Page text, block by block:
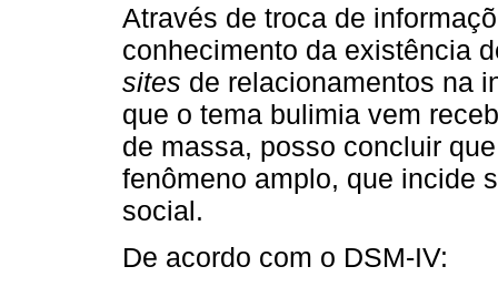
Através de troca de
conhecimento da existência
sites de relacionamentos na
que o tema bulimia vem
de massa, posso concluir
fenômeno amplo, que incide
social.
De acordo com o DSM-IV: